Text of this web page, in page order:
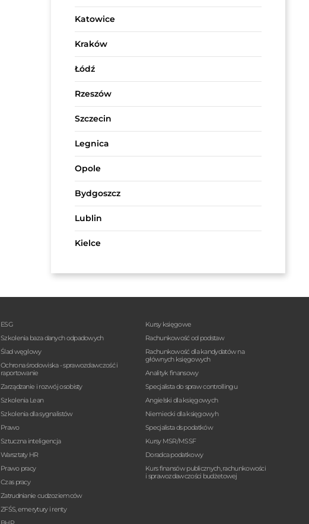
Katowice
Kraków
Łódź
Rzeszów
Szczecin
Legnica
Opole
Bydgoszcz
Lublin
Kielce
ESG
Szkolenia baza danych odpadowych
Ślad węglowy
Ochrona środowiska - sprawozdawczość i
raportowanie
Zarządzanie i rozwój osobisty
Szkolenia Lean
Szkolenia dla sygnalistów
Prawo
Sztuczna inteligencja
Warsztaty HR
Prawo pracy
Czas pracy
Zatrudnianie cudzoziemców
ZFŚS, emerytury i renty
Kursy księgowe
Rachunkowość od podstaw
Rachunkowość dla kandydatów na
głównych księgowych
Analityk finansowy
Specjalista do spraw controllingu
Angielski dla księgowych
Niemiecki dla księgowyh
Specjalista ds podatków
Kursy MSR/MSSF
Doradca podatkowy
Kurs finansów publicznych, rachunkowości
i sprawozdawczości budżetowej